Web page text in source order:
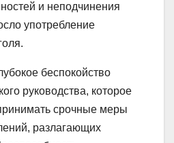
и неподчинения
употребление
беспокойство
руководства, которое
срочные меры
разлагающих